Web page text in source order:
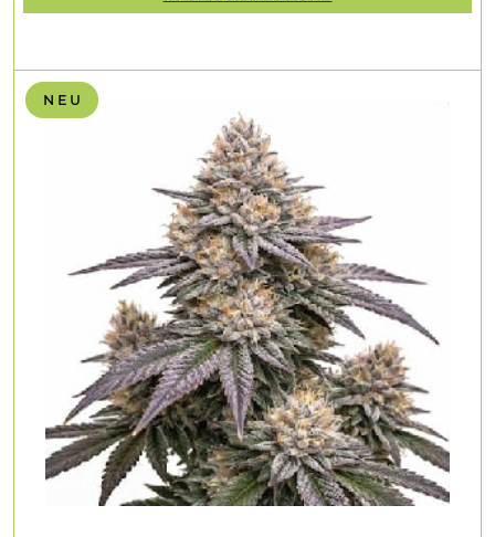
N E U